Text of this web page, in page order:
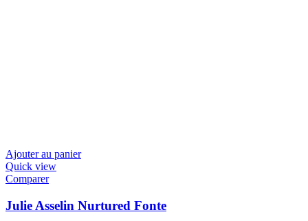
Ajouter au panier
Quick view
Comparer
Julie Asselin Nurtured Fonte